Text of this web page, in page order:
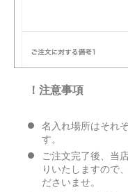
！注意事項
名入れ場所はそれ
す。
ご注文完了後、当
りいたしますので
ださいませ。